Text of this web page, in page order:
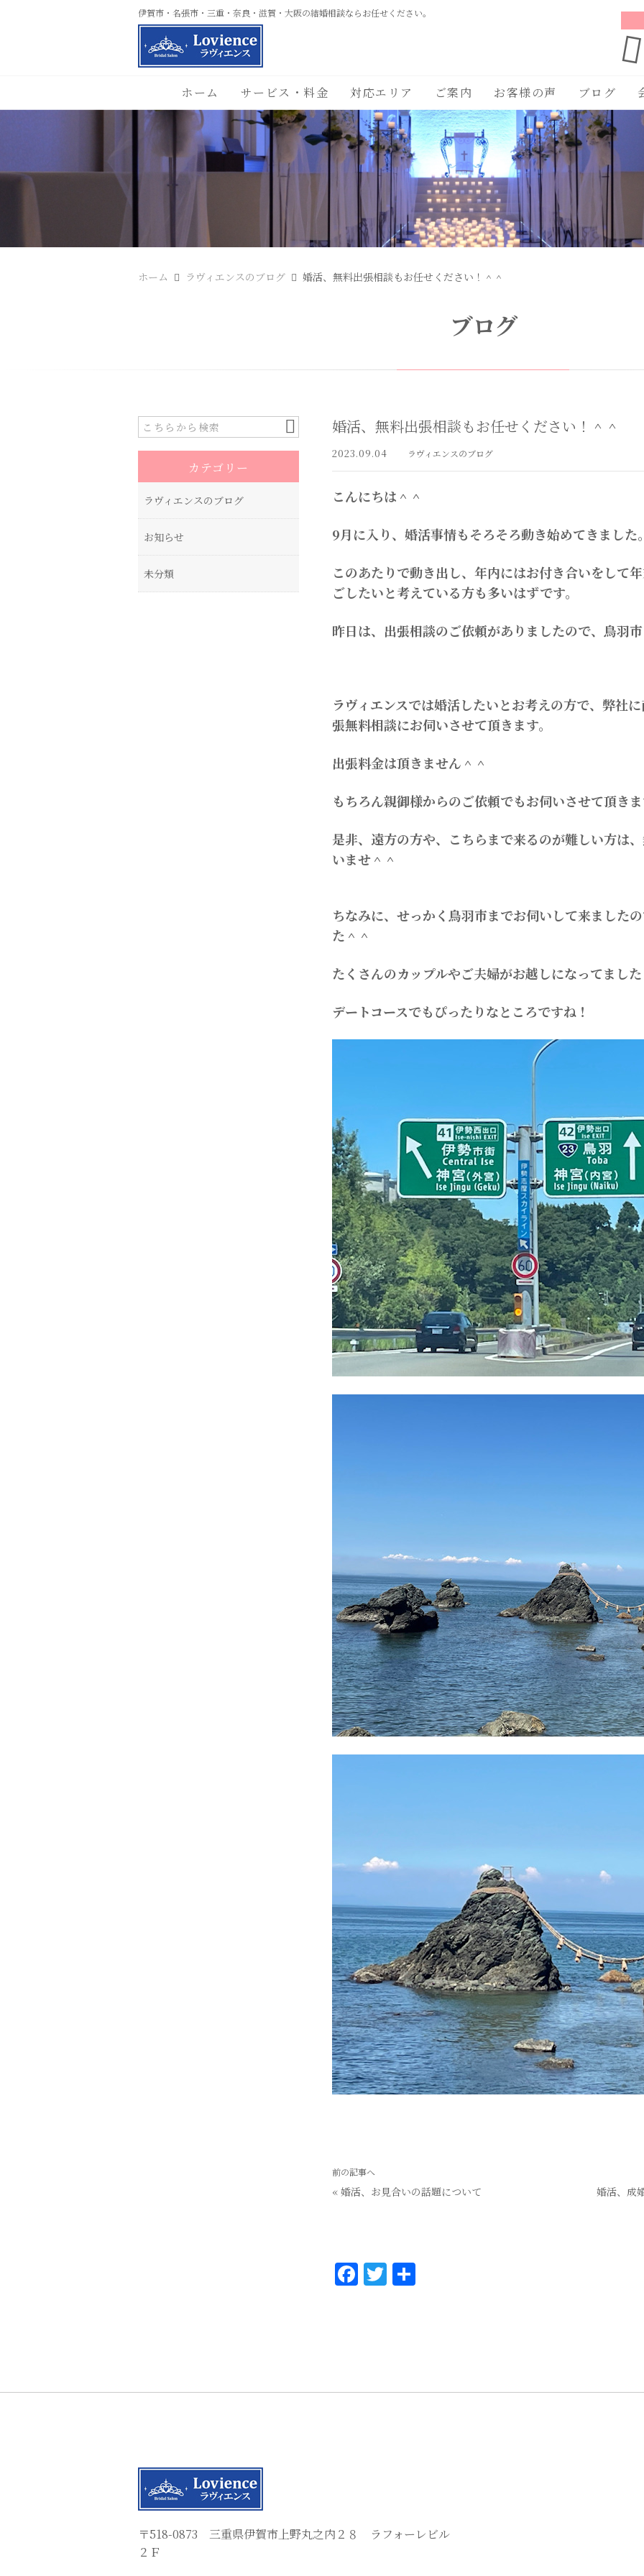
伊賀市・名張市・三重・奈良・滋賀・大阪の結婚相談ならお任せください。
ホーム サービス・料金 対応エリア ご案内 お客様の声 ブログ
ホーム ラヴィエンスのブログ 婚活、無料出張相談もお任せください！＾＾
ブログ
婚活、無料出張相談もお任せください！＾＾
2023.09.04 ラヴィエンスのブログ
こんにちは＾＾
9月に入り、婚活事情もそろそろ動き始めてきました
このあたりで動き出し、年内にはお付き合いをして
ごしたいと考えている方も多いはずです。
昨日は、出張相談のご依頼がありましたので、鳥羽
ラヴィエンスでは婚活したいとお考えの方で、弊社
張無料相談にお伺いさせて頂きます。
出張料金は頂きません＾＾
もちろん親御様からのご依頼でもお伺いさせて頂き
是非、遠方の方や、こちらまで来るのが難しい方は
いませ＾＾
ちなみに、せっかく鳥羽市までお伺いして来ました
た＾＾
たくさんのカップルやご夫婦がお越しになってまし
デートコースでもぴったりなところですね！
前の記事へ
« 婚活、お見合いの話題について 婚活、成
F
o
T
カテゴリー
ラヴィエンスのブログ
お知らせ
未分類
〒518-0873 三重県伊賀市上野丸之内２８ ラフォーレビル
２Ｆ